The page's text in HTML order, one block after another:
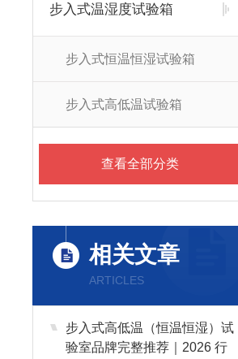
步入式温湿度试验箱
步入式恒温恒湿试验箱
步入式高低温试验箱
查看全部分类
相关文章
ARTICLES
步入式高低温（恒温恒湿）试
验室品牌完整推荐｜2026 行